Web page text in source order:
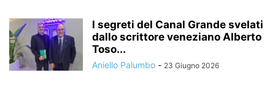
I segreti del Canal Grande svelati
dallo scrittore veneziano Alberto
Toso...
Aniello Palumbo - 23 Giugno 2026